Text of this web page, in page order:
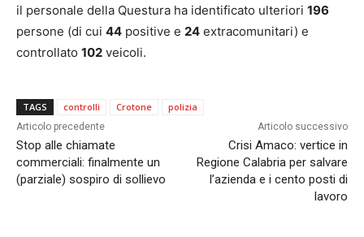
il personale della Questura ha identificato ulteriori 196
persone (di cui 44 positive e 24 extracomunitari) e
controllato 102 veicoli.
TAGS controlli Crotone polizia
Articolo precedente
Stop alle chiamate
commerciali: finalmente un
(parziale) sospiro di sollievo
Articolo successivo
Crisi Amaco: vertice in
Regione Calabria per salvare
l’azienda e i cento posti di
lavoro